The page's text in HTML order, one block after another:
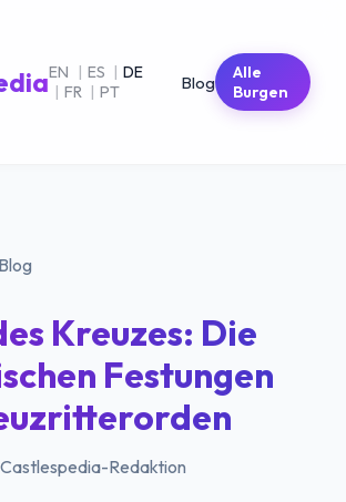
EN | ES | DE
| FR | PT Blog
Alle
Burgen
Kreuzes: Die
Festungen
Redaktion